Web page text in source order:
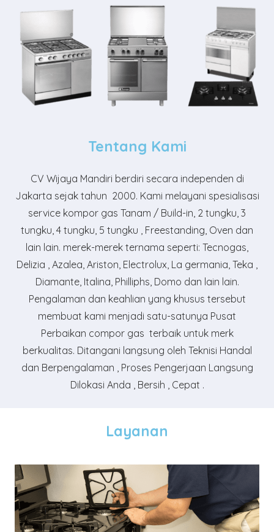
Tentang Kami
CV Wijaya Mandiri berdiri secara independen di
Jakarta sejak tahun 2000. Kami melayani spesialisasi
service kompor gas Tanam / Build-in, 2 tungku, 3
tungku, 4 tungku, 5 tungku , Freestanding, Oven dan
lain lain. merek-merek ternama seperti: Tecnogas,
Delizia , Azalea, Ariston, Electrolux, La germania, Teka ,
Diamante, Italina, Philliphs, Domo dan lain lain.
Pengalaman dan keahlian yang khusus tersebut
membuat kami menjadi satu-satunya Pusat
Perbaikan compor gas terbaik untuk merk
berkualitas. Ditangani langsung oleh Teknisi Handal
dan Berpengalaman , Proses Pengerjaan Langsung
Dilokasi Anda , Bersih , Cepat .
Layanan